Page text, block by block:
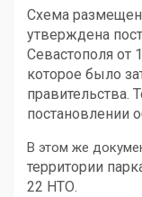
Схема
утверждена
Севастополя от
которое было
правительства.
постановлении
В этом же
территории
22 НТО.